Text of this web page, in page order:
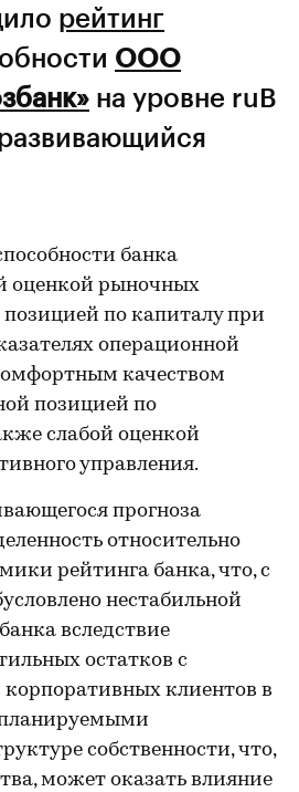
рейтинг
ООО
на уровне ruB
банка
оценкой рыночных
по капиталу при
операционной
качеством
позицией по
слабой оценкой
управления.
прогноза
относительно
рейтинга банка, что, с
нестабильной
вследствие
остатков с
корпоративных клиентов в
собственности, что,
может оказать влияние